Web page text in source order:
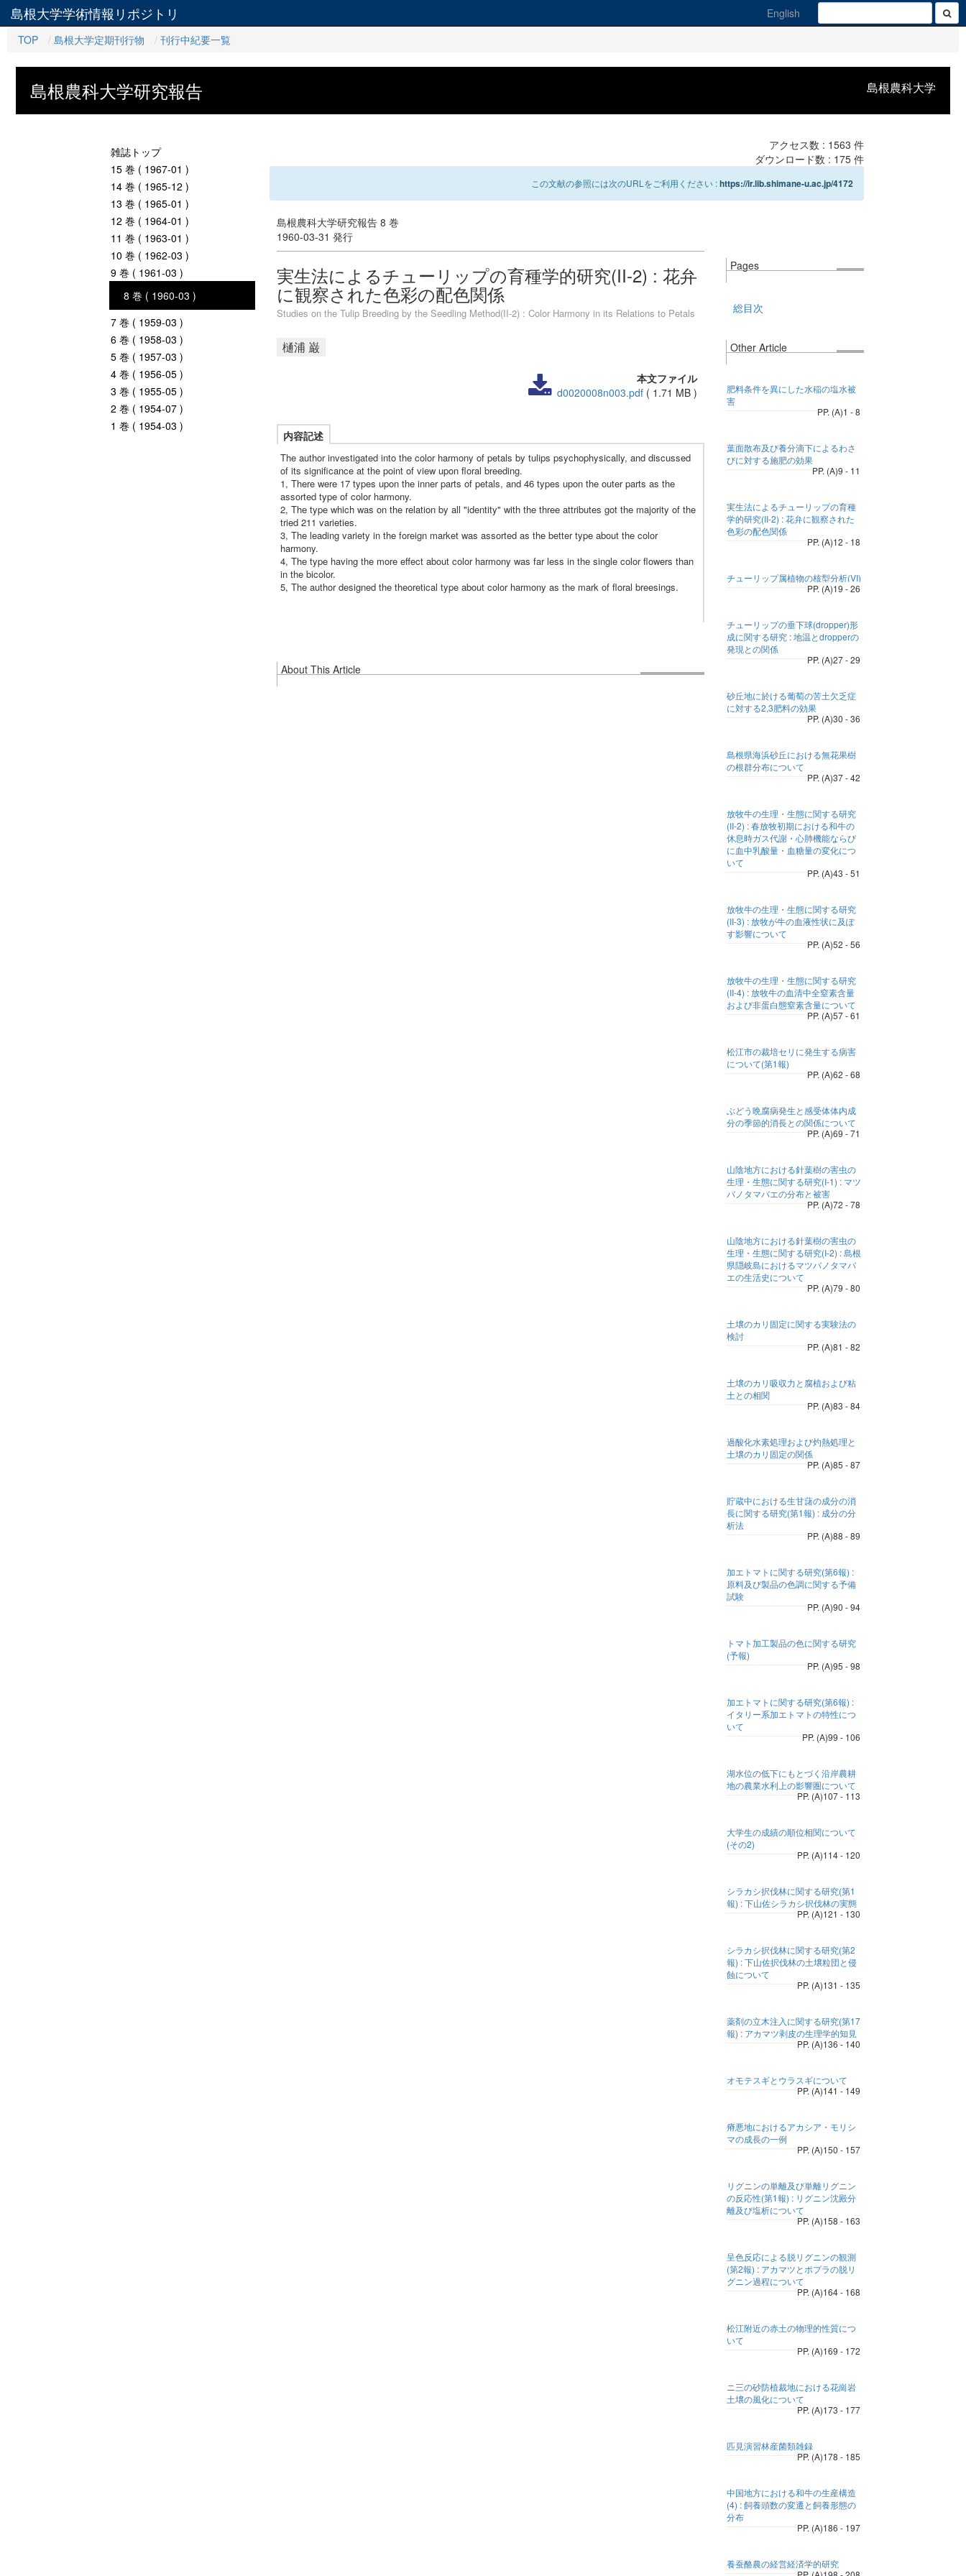
島根大学学術情報リポジトリ
English
TOP
島根大学定期刊行物 刊行中紀要一覧
島根農科大学
島根農科大学研究報告
雑誌トップ
15 巻 ( 1967-01 )
14 巻 ( 1965-12 )
13 巻 ( 1965-01 )
12 巻 ( 1964-01 )
11 巻 ( 1963-01 )
10 巻 ( 1962-03 )
9 巻 ( 1961-03 )
8 巻 ( 1960-03 )
7 巻 ( 1959-03 )
6 巻 ( 1958-03 )
5 巻 ( 1957-03 )
4 巻 ( 1956-05 )
3 巻 ( 1955-05 )
2 巻 ( 1954-07 )
1 巻 ( 1954-03 )
アクセス数 : 1563 件
ダウンロード数 : 175件
この文献の参照には次のURLをご利用ください :https://ir.lib.shimane-u.ac.jp/4172
島根農科大学研究報告 8 巻
1960-03-31 発行
実生法によるチューリップの育種学的研究(II-2) : 花弁
に観察された色彩の配色関係
Studies on the Tulip Breeding by the Seedling Method(II-2) : Color Harmony in its Relations to Petals
樋浦 巌
本文ファイル
d0020008n003.pdf ( 1.71 MB )
内容記述
The author investigated into the color harmony of petals by tulips psychophysically, and discussed
of its significance at the point of view upon floral breeding.
1, There were 17 types upon the inner parts of petals, and 46 types upon the outer parts as the
assorted type of color harmony.
2, The type which was on the relation by all "identity" with the three attributes got the majority of the
tried 211 varieties.
3, The leading variety in the foreign market was assorted as the better type about the color
harmony.
4, The type having the more effect about color harmony was far less in the single color flowers than
in the bicolor.
5, The author designed the theoretical type about color harmony as the mark of floral breesings.
About This Article
Pages
総目次
Other Article
肥料条件を異にした水稲の塩水被
害
PP. (A)1 - 8
葉面散布及び養分滴下によるわさ
びに対する施肥の効果
PP. (A)9 - 11
実生法によるチューリップの育種
学的研究(II-2) : 花弁に観察された
色彩の配色関係
PP. (A)12 - 18
チューリップ属植物の核型分析(VI)
PP. (A)19 - 26
チューリップの垂下球(dropper)形
成に関する研究 : 地温とdropperの
発現との関係
PP. (A)27 - 29
砂丘地に於ける葡萄の苦土欠乏症
に対する2,3肥料の効果
PP. (A)30 - 36
島根県海浜砂丘における無花果樹
の根群分布について
PP. (A)37 - 42
放牧牛の生理・生態に関する研究
(II-2) : 春放牧初期における和牛の
休息時ガス代謝・心肺機能ならび
に血中乳酸量・血糖量の変化につ
いて
PP. (A)43 - 51
放牧牛の生理・生態に関する研究
(II-3) : 放牧が牛の血液性状に及ぽ
す影響について
PP. (A)52 - 56
放牧牛の生理・生態に関する研究
(II-4) : 放牧牛の血清中全窒素含量
および非蛋白態窒素含量について
PP. (A)57 - 61
松江市の裁培セリに発生する病害
について(第1報)
PP. (A)62 - 68
ぶどう晩腐病発生と感受体体内成
分の季節的消長との関係について
PP. (A)69 - 71
山陰地方における針葉樹の害虫の
生理・生態に関する研究(I-1) : マツ
バノタマバエの分布と被害
PP. (A)72 - 78
山陰地方における針葉樹の害虫の
生理・生態に関する研究(I-2) : 島根
県隠岐島におけるマツバノタマバ
エの生活史について
PP. (A)79 - 80
土壌のカリ固定に関する実験法の
検討
PP. (A)81 - 82
土壌のカリ吸収力と腐植および粘
土との相関
PP. (A)83 - 84
過酸化水素処理および灼熱処理と
土壌のカリ固定の関係
PP. (A)85 - 87
貯蔵中における生甘藷の成分の消
長に関する研究(第1報) : 成分の分
析法
PP. (A)88 - 89
加エトマトに関する研究(第6報) :
原料及び製品の色調に関する予備
試験
PP. (A)90 - 94
トマト加工製品の色に関する研究
(予報)
PP. (A)95 - 98
加エトマトに関する研究(第6報) :
イタリー系加エトマトの特性につ
いて
PP. (A)99 - 106
湖水位の低下にもとづく沿岸農耕
地の農業水利上の影響圏について
PP. (A)107 - 113
大学生の成績の順位相関について
(その2)
PP. (A)114 - 120
シラカシ択伐林に関する研究(第1
報) : 下山佐シラカシ択伐林の実態
PP. (A)121 - 130
シラカシ択伐林に関する研究(第2
報) : 下山佐択伐林の土壌粒団と侵
蝕について
PP. (A)131 - 135
薬剤の立木注入に関する研究(第17
報) : アカマツ剥皮の生理学的知見
PP. (A)136 - 140
オモテスギとウラスギについて
PP. (A)141 - 149
瘠悪地におけるアカシア・モリシ
マの成長の一例
PP. (A)150 - 157
リグニンの単離及び単離リグニン
の反応性(第1報) : リグニン沈殿分
離及び塩析について
PP. (A)158 - 163
呈色反応による脱リグニンの観測
(第2報) : アカマツとポプラの脱リ
グニン過程について
PP. (A)164 - 168
松江附近の赤土の物理的性質につ
いて
PP. (A)169 - 172
ニ三の砂防植裁地における花崗岩
土壌の風化について
PP. (A)173 - 177
匹見演習林産菌類雑録
PP. (A)178 - 185
中国地方における和牛の生産構造
(4) : 飼養頭数の変遷と飼養形態の
分布
PP. (A)186 - 197
養蚕酪農の経営経済学的研究